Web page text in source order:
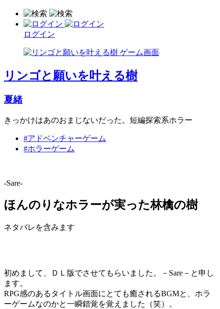
ログイン
リンゴと願いを叶える樹
夏緒
きっかけはあのおまじないだった。短編探索系ホラー
#アドベンチャーゲーム
#ホラーゲーム
-Sare-
ほんのりなホラーが実った林檎の樹
ネタバレを含みます
初めまして、ＤＬ版でさせてもらいました。－Sare－と申し
ます。
RPG感のあるタイトル画面にとても癒されるBGMと、ホラ
ーゲームなのかと一瞬錯覚を覚えました（笑）。